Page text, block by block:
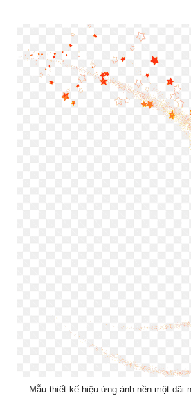
Mẫu thiết kế hiệu ứng ảnh nền một dãi